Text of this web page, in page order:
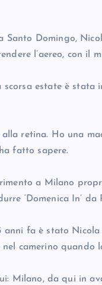
Santo Domingo,
l’aereo, con il
scorsa estate è
retina. Ho una
fatto sapere.
a Milano
‘Domenica In’ da
anni fa è stato
camerino quando
Milano, da qui in